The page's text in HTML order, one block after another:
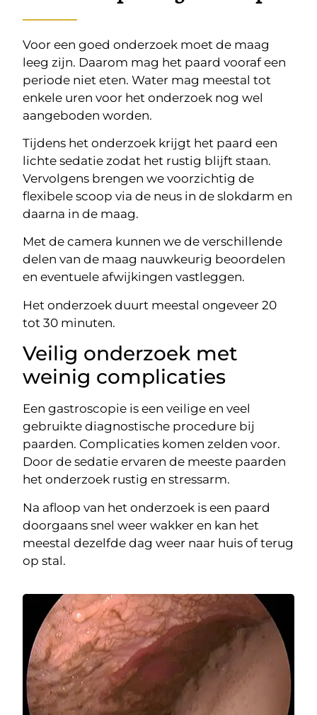
Voor een goed onderzoek moet de maag
leeg zijn. Daarom mag het paard vooraf een
periode niet eten. Water mag meestal tot
enkele uren voor het onderzoek nog wel
aangeboden worden.
Tijdens het onderzoek krijgt het paard een
lichte sedatie zodat het rustig blijft staan.
Vervolgens brengen we voorzichtig de
flexibele scoop via de neus in de slokdarm en
daarna in de maag.
Met de camera kunnen we de verschillende
delen van de maag nauwkeurig beoordelen
en eventuele afwijkingen vastleggen.
Het onderzoek duurt meestal ongeveer 20
tot 30 minuten.
Veilig onderzoek met
weinig complicaties
Een gastroscopie is een veilige en veel
gebruikte diagnostische procedure bij
paarden. Complicaties komen zelden voor.
Door de sedatie ervaren de meeste paarden
het onderzoek rustig en stressarm.
Na afloop van het onderzoek is een paard
doorgaans snel weer wakker en kan het
meestal dezelfde dag weer naar huis of terug
op stal.